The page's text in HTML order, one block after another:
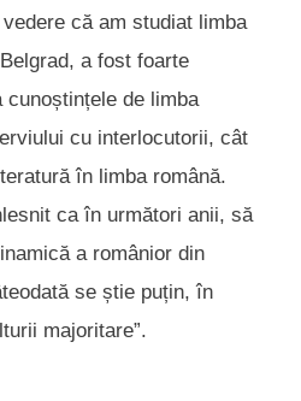
că am studiat limba
a fost foarte
cunoștințele de limba
cu interlocutorii, cât
în limba română.
ca în următori anii, să
a românior din
se știe puțin, în
majoritare”.